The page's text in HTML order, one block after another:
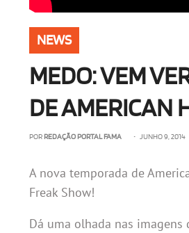
NEWS
MEDO: VEM
DE AMERICAN
POR REDAÇÃO PORTAL FAMA • JUNHO 9, 2014
A nova temporada de
Freak Show!
Dá uma olhada nas